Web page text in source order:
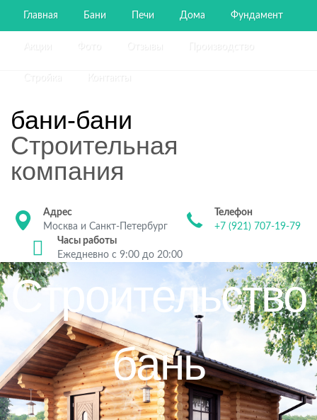
Главная Бани Печи Дома Фундамент
бани-бани
Строительная
компания
Адрес
Москва и Санкт-Петербург
Телефон
+7 (921) 707-19-79
Часы работы
Ежедневно с 9:00 до 20:00
Строительство
бань